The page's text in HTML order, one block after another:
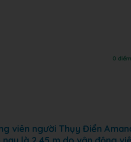
0 điểm
viên người Thụy Điển